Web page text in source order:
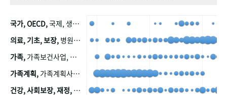
국가, OECD,국제, 생산, 아시아, 태평양, 태평양지역, 참가
의료, 기초, 보장, 병원, 가정, 연금, 연계, 공적, 일본, 생활, 국민기초생활보장제도, 국민연금, 기금, 저소득층, 근로, 자활, 급여, 환자, 의료비, 모니터링, 한국복지패널, 소득, 지표, 빈곤, 노후, 장애인
가족, 가족보건사업, 산업, 친화, 전국, 출산력
가족계획, 가족계획사업, 가족계획사업평가, 한국가족계획사업, 피임, 보급, 부인, 자궁, 피임약
건강, 사회보장, 재정,